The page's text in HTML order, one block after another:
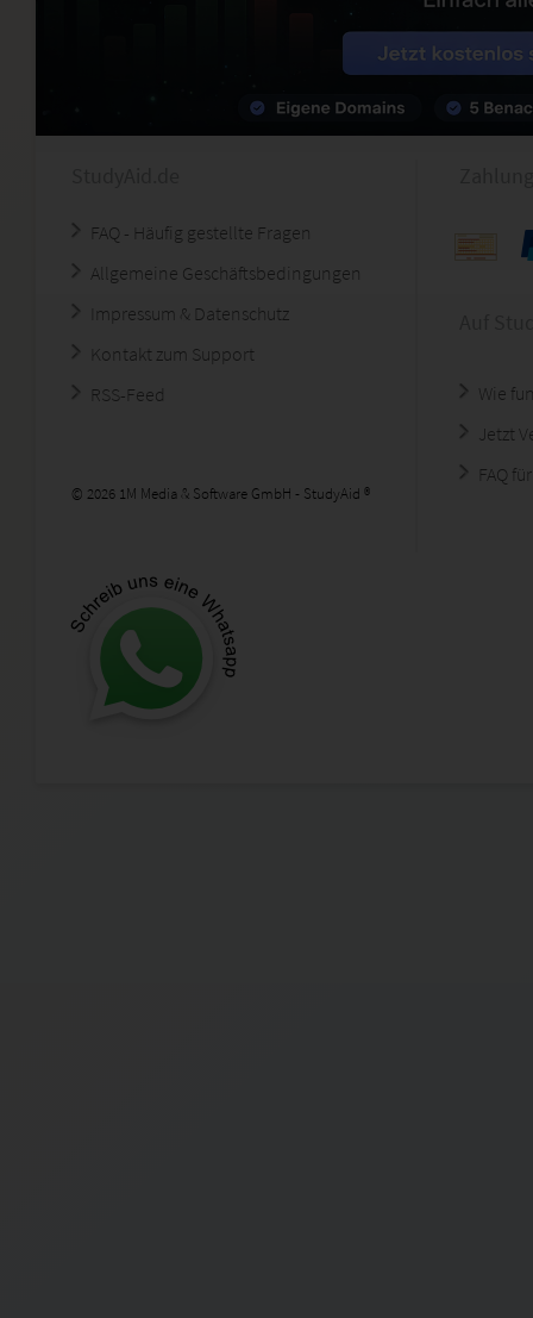
FAQ - Häufig gestellte Fragen
Allgemeine Geschäftsbedingungen
Impressum & Datenschutz
Kontakt zum Support
RSS-Feed
© 2026 1M Media & Software GmbH - StudyAid ®
Wie
Jetzt
FAQ